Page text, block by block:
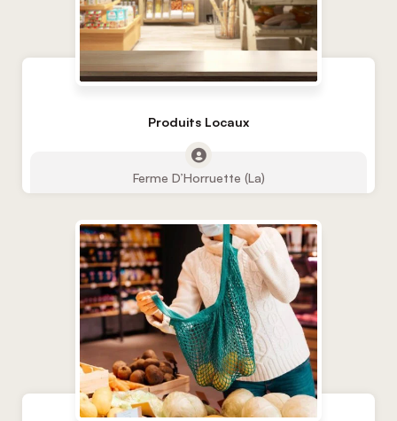
Produits Locaux
Ferme D’Horruette (La)